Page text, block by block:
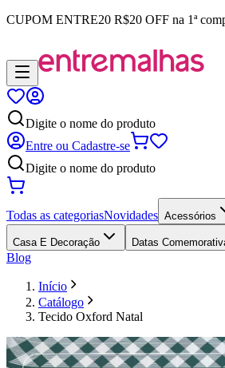
CUPOM ENTRE20 R$20 OFF na 1ª
Digite o nome do produto
Entre ou Cadastre-se
Digite o nome do produto
Todas as categoriasNovidades Acessórios
Casa E Decoração Datas
Blog
Início
Catálogo
Tecido Oxford Natal